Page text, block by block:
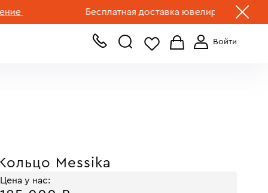
Бесплатная доставка ювелирных изделий по
+7 (499) 519-00-00
Кольцо Messika
Цена у нас: